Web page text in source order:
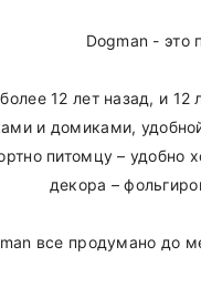
Dogman - это
12 лет назад, и
и домиками,
питомцу – удобно
декора –
все продумано до